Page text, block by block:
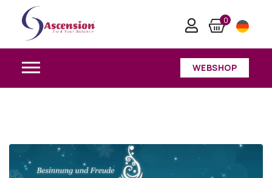
0
WEBSHOP
Kosmisches Energiebarometer – Dezember
Home Kosmisches Energiebarometer – Dezember 2021 Teil II